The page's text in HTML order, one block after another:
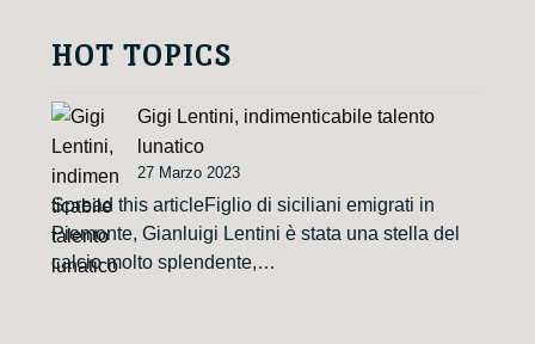
HOT TOPICS
Gigi Lentini, indimenticabile talento
lunatico
27 Marzo 2023
Spread this articleFiglio di siciliani emigrati in
Piemonte, Gianluigi Lentini è stata una stella del
calcio molto splendente,…